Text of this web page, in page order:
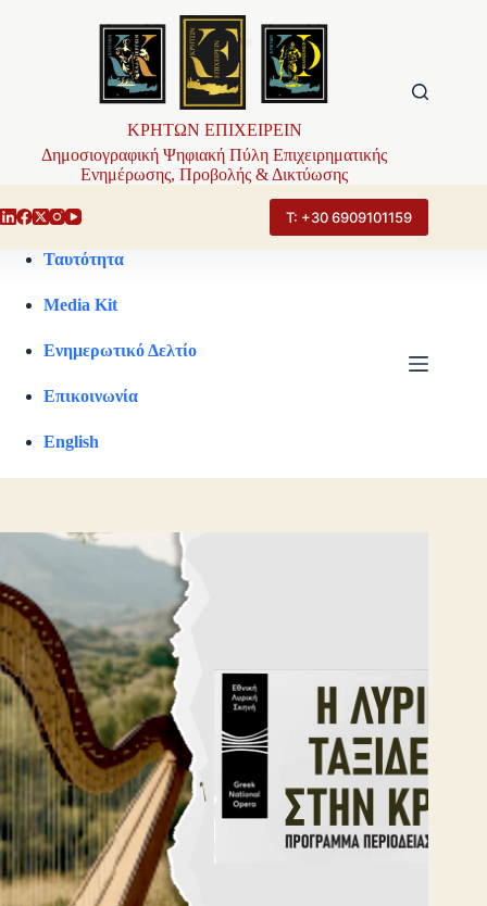
ΚΡΗΤΩΝ ΕΠΙΧΕΙΡΕΙΝ
Δημοσιογραφική Ψηφιακή Πύλη Επιχειρηματικής
Ενημέρωσης, Προβολής & Δικτύωσης
Τ: +30 6909101159
Ταυτότητα
Media Kit
Ενημερωτικό Δελτίο
Επικοινωνία
English